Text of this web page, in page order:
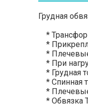
Грудная
*
*
* Плечевые
* При
* Грудная
* Спинная
* Плечевые
* Обвязка